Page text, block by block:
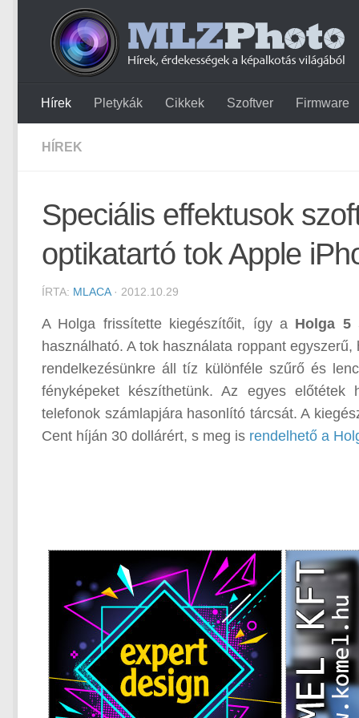
Hírek Pletykák Cikkek Szoftver Firmware
HÍREK
Speciális effektusok
optikatartó tok Apple
ÍRTA: MLACA· 2012.10.29
A Holga frissítette kiegészítőit, így a Holga 5
használható. A tok használata roppant
rendelkezésünkre áll tíz különféle szűrő és
fényképeket készíthetünk. Az egyes
telefonok számlapjára hasonlító tárcsát. A
Cent híján 30 dollárért, s meg is rendelhető a